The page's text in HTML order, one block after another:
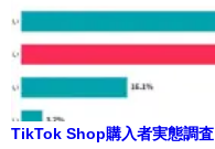
TikTok Shop購入者実態調査